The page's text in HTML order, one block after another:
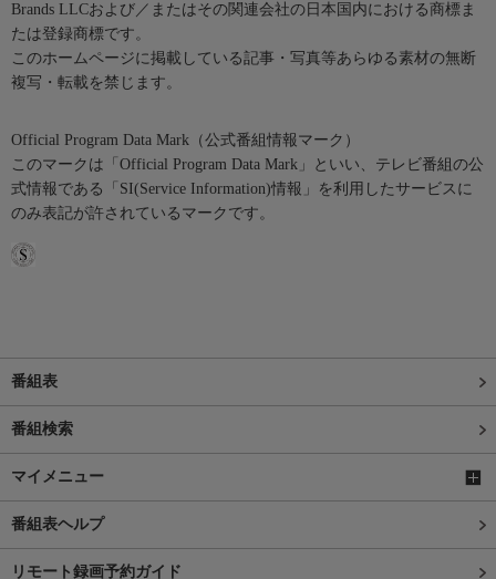
Brands LLCおよび／またはその関連会社の日本国内における商標ま
たは登録商標です。
このホームページに掲載している記事・写真等あらゆる素材の無断
複写・転載を禁じます。
Official Program Data Mark（公式番組情報マーク）
このマークは「Official Program Data Mark」といい、テレビ番組の公
式情報である「SI(Service Information)情報」を利用したサービスに
のみ表記が許されているマークです。
番組表
番組検索
マイメニュー
番組表ヘルプ
リモート録画予約ガイド